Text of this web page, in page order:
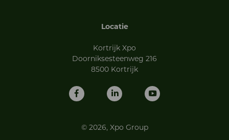
Locatie
Kortrijk Xpo
Doorniksesteenweg 216
8500 Kortrijk
© 2026, Xpo Group